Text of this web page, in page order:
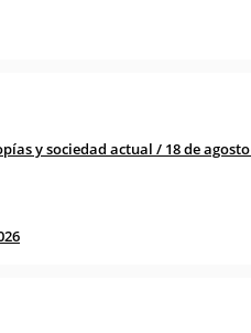
y sociedad actual / 18 de